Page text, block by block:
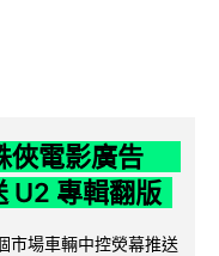
俠電影廣告
U2 專輯翻版
市場車輛中控熒幕推送